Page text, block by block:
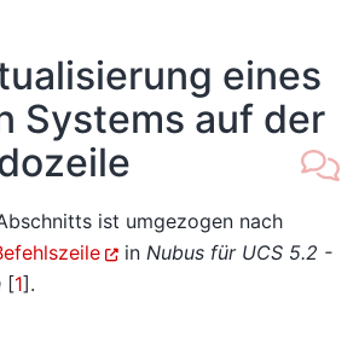
eines
Systems auf der
ist umgezogen nach
in Nubus für UCS 5.2 -
[1] .